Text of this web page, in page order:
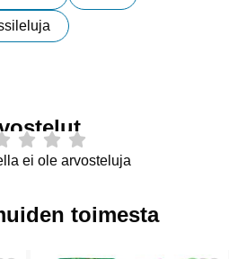
ei ole arvosteluja
toimesta